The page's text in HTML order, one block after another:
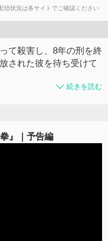
信状況は各サイトでご確認ください
て殺害し、8年の刑を終
された彼を待ち受けて
続きを読む
』｜予告編